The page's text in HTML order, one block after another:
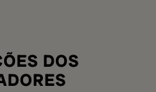
DOS